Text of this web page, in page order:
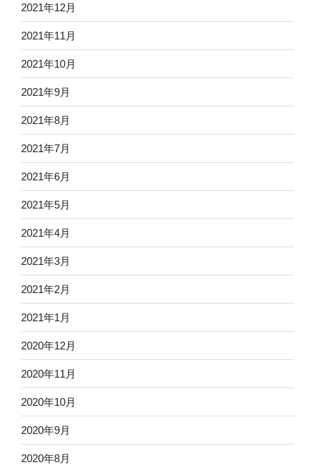
2021年12月
2021年11月
2021年10月
2021年9月
2021年8月
2021年7月
2021年6月
2021年5月
2021年4月
2021年3月
2021年2月
2021年1月
2020年12月
2020年11月
2020年10月
2020年9月
2020年8月